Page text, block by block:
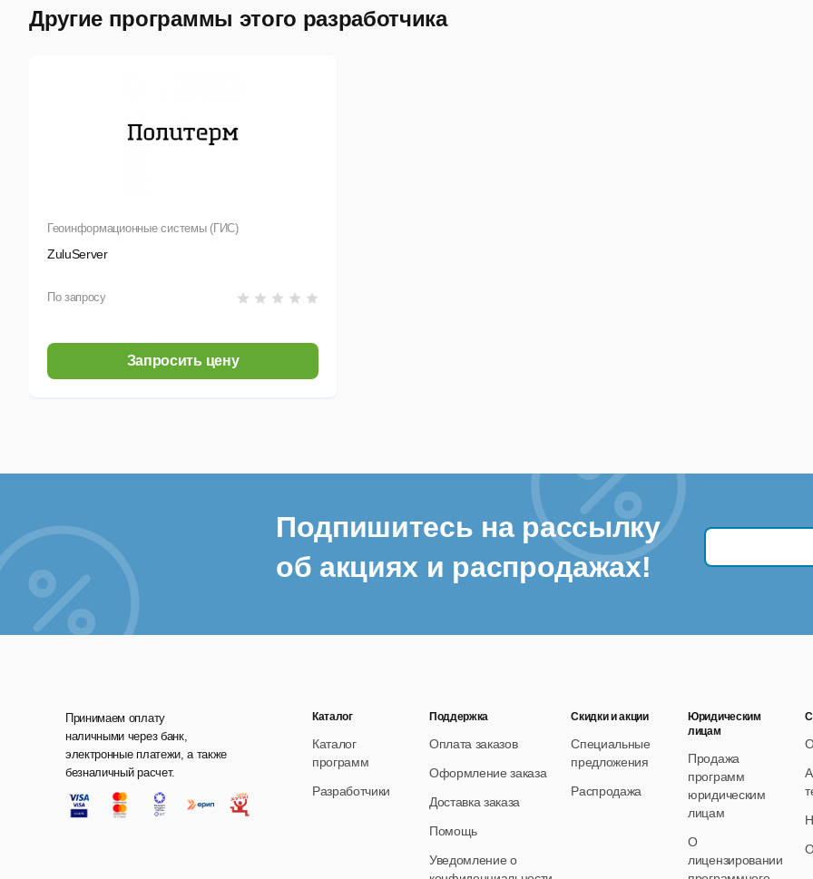
Другие программы этого разработчика
Геоинформационные системы (ГИС)
ZuluServer
По запросу
Запросить цену
Подпишитесь на рассылку
об акциях и распродажах!
Принимаем оплату
наличными через банк,
электронные платежи, а также
безналичный расчет.
Каталог
Каталог
программ
Разработчики
Поддержка
Оплата заказов
Оформление заказа
Доставка заказа
Помощь
Уведомление о
Скидки и акции
Специальные
предложения
Распродажа
Юридическим
лицам
Продажа
программ
юридическим
лицам
О
лицензировании